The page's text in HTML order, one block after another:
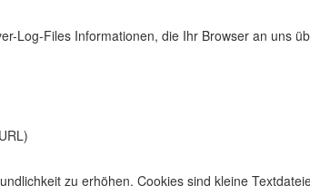
Log-Files Informationen, die Ihr Browser an uns
zu erhöhen. Cookies sind kleine